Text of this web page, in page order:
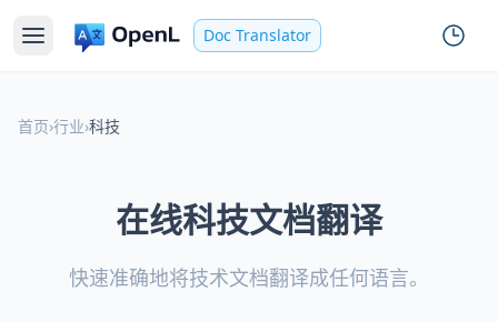
Doc Translator
首页›行业›科技
在线科技文档翻译
快速准确地将技术文档翻译成任何语言。